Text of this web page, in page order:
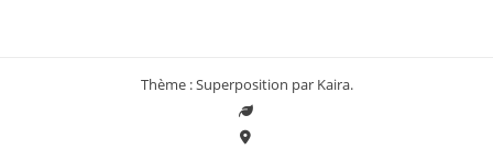
Thème : Superposition par Kaira.